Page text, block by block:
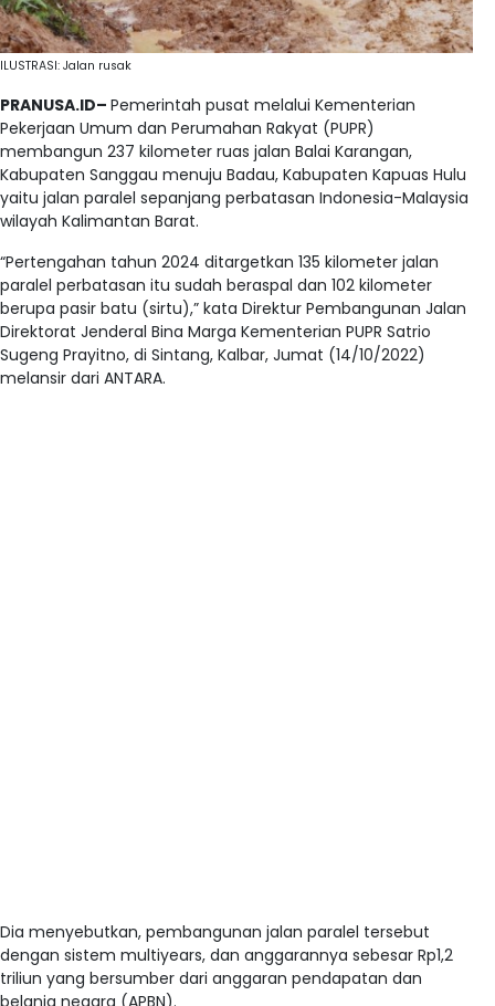
ILUSTRASI: Jalan rusak
PRANUSA.ID– Pemerintah pusat melalui Kementerian
Pekerjaan Umum dan Perumahan Rakyat (PUPR)
membangun 237 kilometer ruas jalan Balai Karangan,
Kabupaten Sanggau menuju Badau, Kabupaten Kapuas Hulu
yaitu jalan paralel sepanjang perbatasan Indonesia-Malaysia
wilayah Kalimantan Barat.
“Pertengahan tahun 2024 ditargetkan 135 kilometer jalan
paralel perbatasan itu sudah beraspal dan 102 kilometer
berupa pasir batu (sirtu),” kata Direktur Pembangunan Jalan
Direktorat Jenderal Bina Marga Kementerian PUPR Satrio
Sugeng Prayitno, di Sintang, Kalbar, Jumat (14/10/2022)
melansir dari ANTARA.
Dia menyebutkan, pembangunan jalan paralel tersebut
dengan sistem multiyears, dan anggarannya sebesar Rp1,2
triliun yang bersumber dari anggaran pendapatan dan
belanja negara (APBN).